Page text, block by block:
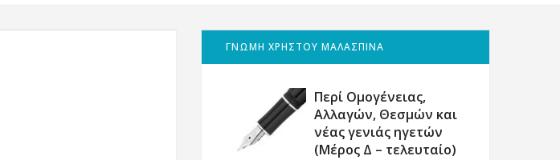
ΓΝΩΜΗ ΧΡΗΣΤΟΥ ΜΑΛΑΣΠΙΝΑ
Περί Ομογένειας,
Αλλαγών, Θεσμών και
νέας γενιάς ηγετών
(Μέρος Δ – τελευταίο)